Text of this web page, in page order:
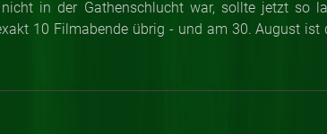
in der Gathenschlucht war, sollte jetzt so
10 Filmabende übrig - und am 30. August ist